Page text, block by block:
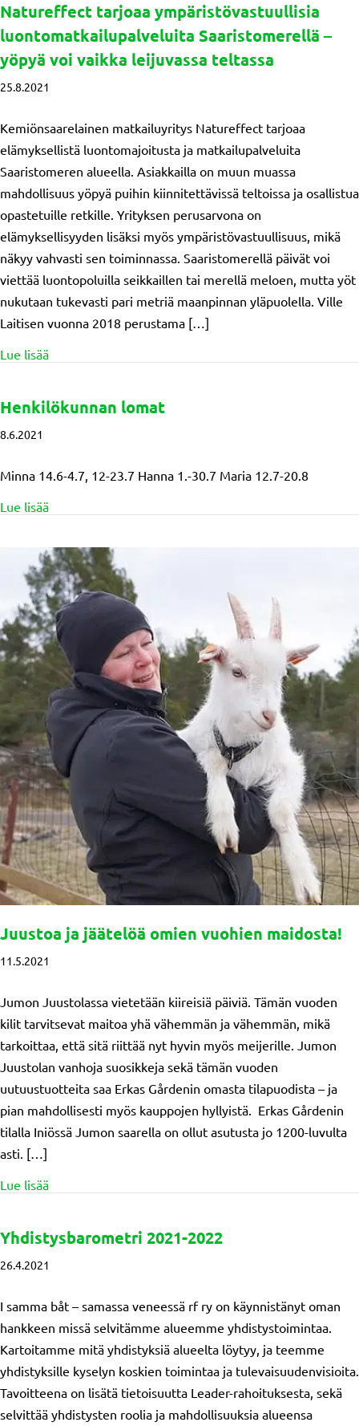
Natureffect tarjoaa ympäristövastuullisia
luontomatkailupalveluita Saaristomerellä –
yöpyä voi vaikka leijuvassa teltassa
25.8.2021
Kemiönsaarelainen matkailuyritys Natureffect tarjoaa
elämyksellistä luontomajoitusta ja matkailupalveluita
Saaristomeren alueella. Asiakkailla on muun muassa
mahdollisuus yöpyä puihin kiinnitettävissä teltoissa ja osallistua
opastetuille retkille. Yrityksen perusarvona on
elämyksellisyyden lisäksi myös ympäristövastuullisuus, mikä
näkyy vahvasti sen toiminnassa. Saaristomerellä päivät voi
viettää luontopoluilla seikkaillen tai merellä meloen, mutta yöt
nukutaan tukevasti pari metriä maanpinnan yläpuolella. Ville
Laitisen vuonna 2018 perustama […]
Lue lisääabout Natureffect tarjoaa ympäristövastuullisia
Henkilökunnan lomat
8.6.2021
Minna 14.6-4.7, 12-23.7 Hanna 1.-30.7 Maria 12.7-20.8
Lue lisääabout Henkilökunnan lomat
Juustoa ja jäätelöä omien vuohien maidosta!
11.5.2021
Jumon Juustolassa vietetään kiireisiä päiviä. Tämän vuoden
kilit tarvitsevat maitoa yhä vähemmän ja vähemmän, mikä
tarkoittaa, että sitä riittää nyt hyvin myös meijerille. Jumon
Juustolan vanhoja suosikkeja sekä tämän vuoden
uutuustuotteita saa Erkas Gårdenin omasta tilapuodista – ja
pian mahdollisesti myös kauppojen hyllyistä. Erkas Gårdenin
tilalla Iniössä Jumon saarella on ollut asutusta jo 1200-luvulta
asti. […]
Lue lisääabout Juustoa ja jäätelöä omien vuohien maidosta!
Yhdistysbarometri 2021-2022
26.4.2021
I samma båt – samassa veneessä rf ry on käynnistänyt oman
hankkeen missä selvitämme alueemme yhdistystoimintaa.
Kartoitamme mitä yhdistyksiä alueelta löytyy, ja teemme
yhdistyksille kyselyn koskien toimintaa ja tulevaisuudenvisioita.
Tavoitteena on lisätä tietoisuutta Leader-rahoituksesta, sekä
selvittää yhdistysten roolia ja mahdollisuuksia alueensa